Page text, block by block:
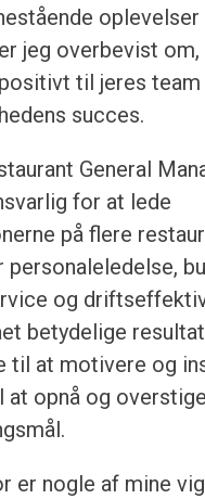
jeg overbevist om,
til jeres team
succes.
General
for at lede
på flere
personaleledelse,
og
betydelige
til at motivere og
at opnå og overstige
er nogle af mine